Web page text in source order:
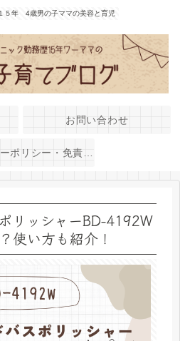
５年 4歳男の子ママの美容と育児
お問い合わせ
リッシャーBD-4192W
使い方も紹介！